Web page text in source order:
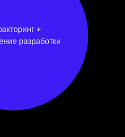
+
разработки